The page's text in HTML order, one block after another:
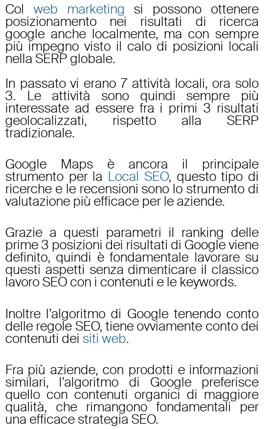
Col web marketing si possono ottenere
posizionamento nei risultati di ricerca
googleanche localmente, ma con sempre
più impegno visto il calo di posizioni locali
nella SERP globale.
In passato vi erano 7 attività locali, ora solo
3. Le attività sono quindi sempre più
interessate ad essere fra i primi 3 risultati
geolocalizzati, rispetto allaSERP
tradizionale.
Google Mapsè ancora il principale
strumento per la Local SEO, questo tipo di
ricerche e le recensioni sono lo strumento di
valutazione più efficace per le aziende.
Grazie a questi parametri il ranking delle
prime 3 posizioni dei risultati di Google viene
definito, quindi è fondamentale lavorare su
questi aspetti senza dimenticare il classico
lavoroSEOcon i contenuti e le keywords.
Inoltre l’algoritmo di Googletenendo conto
delle regole SEO, tiene ovviamente conto dei
contenuti dei siti web.
Fra più aziende, con prodotti e informazioni
similari, l’algoritmo di Google preferisce
quello con contenuti organici di maggiore
qualità, che rimangono fondamentali per
una efficace strategia SEO.